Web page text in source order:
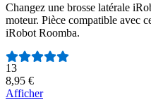
Changez une brosse latérale
moteur. Pièce compatible avec
iRobot Roomba.
Nombre d'avis :
13
8,95 €
Afficher